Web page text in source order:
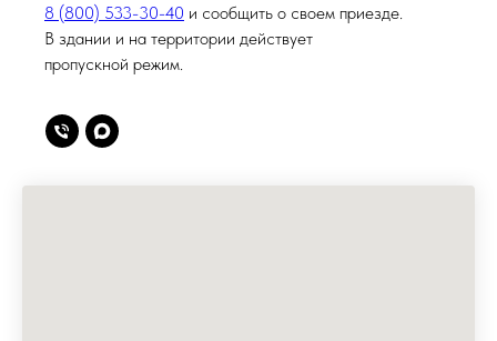
8 (800) 533-30-40 и сообщить о своем приезде.
В здании и на территории действует
пропускной режим.